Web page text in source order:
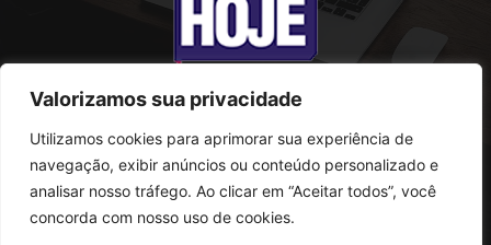
Valorizamos sua privacidade
Utilizamos cookies para aprimorar sua experiência de
navegação, exibir anúncios ou conteúdo personalizado e
analisar nosso tráfego. Ao clicar em “Aceitar todos”, você
concorda com nosso uso de cookies.
SOBRE NÓS
Rua Conselheiro Antonio Prado, 121